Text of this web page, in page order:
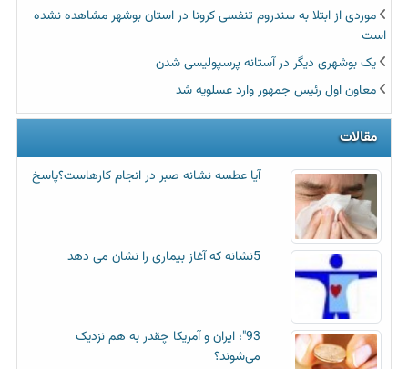
موردی از ابتلا به سندروم تنفسی کرونا در استان بوشهر مشاهده نشده
است
یک بوشهری دیگر در آستانه پرسپولیسی شدن
معاون اول رئیس جمهور وارد عسلویه شد
مقالات
آیا عطسه‌ نشانه صبر در انجام کارهاست؟پاسخ
5نشانه که آغاز بیماری را نشان می دهد
93"؛ ایران و آمریکا چقدر به هم نزدیک
می‌شوند؟